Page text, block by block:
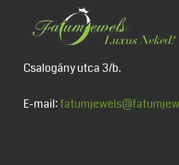
Csalogány utca 3/b.
E-mail: